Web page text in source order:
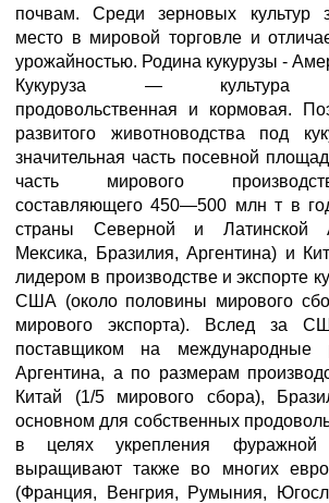
почвам. Среди зерновых культур
место в мировой торговле и
урожайностью. Родина кукурузы -
Кукуруза — культура
продовольственная и кормовая.
развитого животноводства под
значительная часть посевной
часть мирового
составляющего 450—500 млн т в
страны Северной и Латинской
Мексика, Бразилия, Аргентина) и
лидером в производстве и экспорте
США (около половины мирового
мирового экспорта). Вслед за
поставщиком на международные
Аргентина, а по размерам
Китай (1/5 мирового сбора),
основном для собственных
в целях укрепления фуражной
выращивают также во многих
(Франция, Венгрия, Румыния,